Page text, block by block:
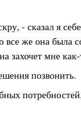
- сказал я
же она была
захочет мне
позвонить.